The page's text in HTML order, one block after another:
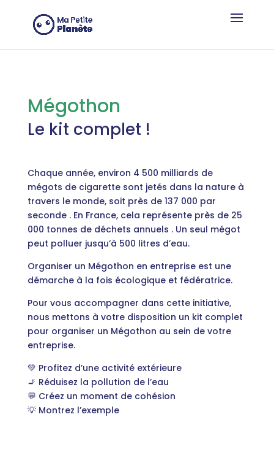
Mégothon
Le kit complet !
Chaque année, environ 4 500 milliards de
mégots de cigarette sont jetés dans la nature à
travers le monde, soit près de 137 000 par
seconde. En France, cela représente près de 25
000 tonnes de déchets annuels . Un seul mégot
peut polluer jusqu’à 500 litres d’eau.
Organiser un Mégothon en entreprise est une
démarche à la fois écologique et fédératrice.
Pour vous accompagner dans cette initiative,
nous mettons à votre disposition un kit complet
pour organiser un Mégothon au sein de votre
entreprise.
💚 Profitez d’une activité extérieure
🚬 Réduisez la pollution de l’eau
💬 Créez un moment de cohésion
💡 Montrez l’exemple